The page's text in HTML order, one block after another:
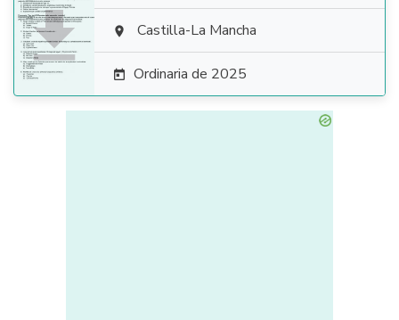
  Castilla-La Mancha
 Ordinaria de 2025